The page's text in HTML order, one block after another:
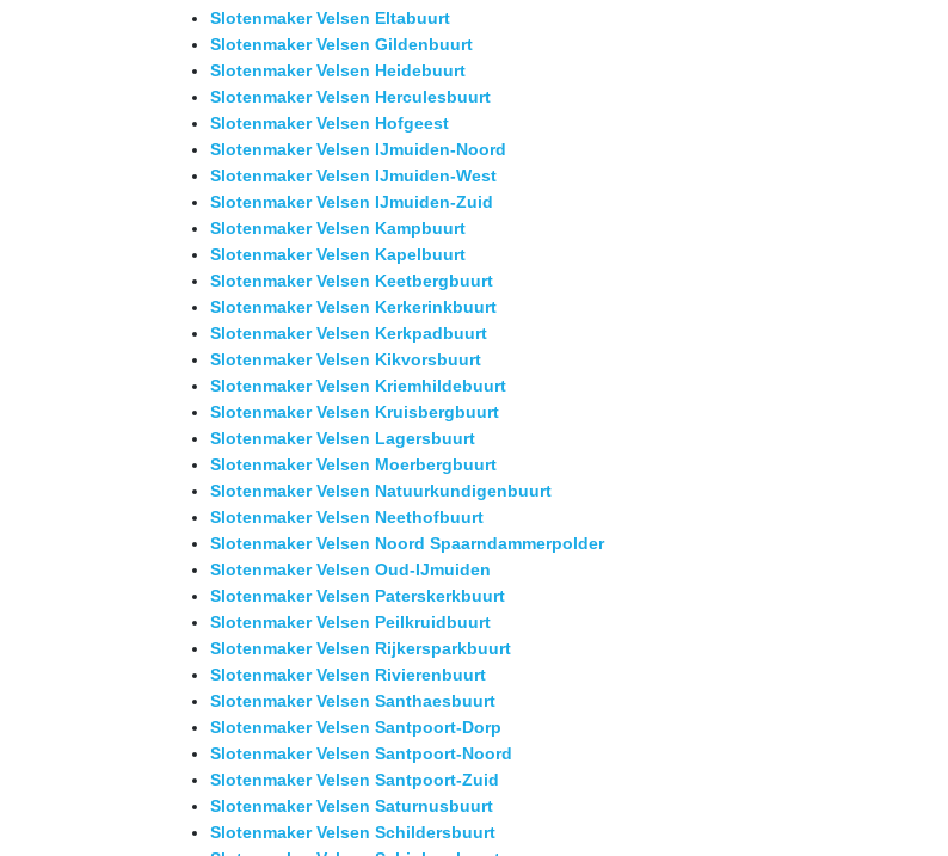
Slotenmaker Velsen Eltabuurt
Slotenmaker Velsen Gildenbuurt
Slotenmaker Velsen Heidebuurt
Slotenmaker Velsen Herculesbuurt
Slotenmaker Velsen Hofgeest
Slotenmaker Velsen IJmuiden-Noord
Slotenmaker Velsen IJmuiden-West
Slotenmaker Velsen IJmuiden-Zuid
Slotenmaker Velsen Kampbuurt
Slotenmaker Velsen Kapelbuurt
Slotenmaker Velsen Keetbergbuurt
Slotenmaker Velsen Kerkerinkbuurt
Slotenmaker Velsen Kerkpadbuurt
Slotenmaker Velsen Kikvorsbuurt
Slotenmaker Velsen Kriemhildebuurt
Slotenmaker Velsen Kruisbergbuurt
Slotenmaker Velsen Lagersbuurt
Slotenmaker Velsen Moerbergbuurt
Slotenmaker Velsen Natuurkundigenbuurt
Slotenmaker Velsen Neethofbuurt
Slotenmaker Velsen Noord Spaarndammerpolder
Slotenmaker Velsen Oud-IJmuiden
Slotenmaker Velsen Paterskerkbuurt
Slotenmaker Velsen Peilkruidbuurt
Slotenmaker Velsen Rijkersparkbuurt
Slotenmaker Velsen Rivierenbuurt
Slotenmaker Velsen Santhaesbuurt
Slotenmaker Velsen Santpoort-Dorp
Slotenmaker Velsen Santpoort-Noord
Slotenmaker Velsen Santpoort-Zuid
Slotenmaker Velsen Saturnusbuurt
Slotenmaker Velsen Schildersbuurt